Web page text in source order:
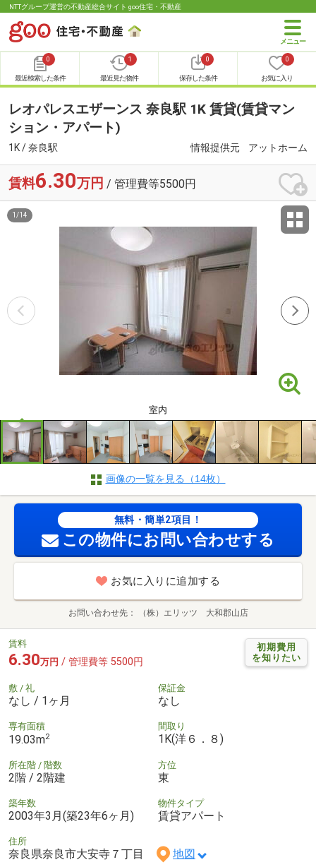
NTTグループ運営の不動産総合サイト goo住宅・不動産
0
最近検索した条件
1
最近見た物件
0
保存した条件
0
お気に入り
レオパレスエザーンス 奈良駅 1K 賃貸(賃貸マン
ション・アパート)
1K / 奈良駅 情報提供元 アットホーム
賃料6.30万円 / 管理費等5500円
室内
1 /14
画像の一覧を見る（14枚）
無料・簡単2項目！
この物件にお問い合わせする
お気に入りに追加する
お問い合わせ先 （株）エリッツ 大和郡山店
初期費用
を知りたい
賃料
6.30万円 / 管理費等 5500円
敷 / 礼
なし / 1ヶ月
保証金
なし
専有面積
19.03m2
間取り
1K(洋６．８)
所在階 / 階数
2階 / 2階建
方位
東
築年数
2003年3月(築23年6ヶ月)
物件タイプ
賃貸アパート
住所
奈良県奈良市大安寺７丁目 地図